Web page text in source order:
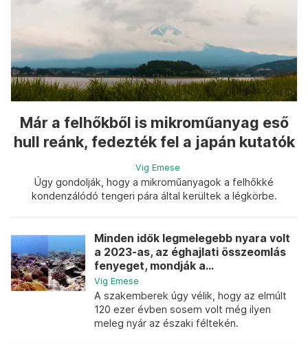
Már a felhőkből is mikroműanyag eső
hull reánk, fedezték fel a japán kutatók
Vig Emese
Úgy gondolják, hogy a mikroműanyagok a felhőkké
kondenzálódó tengeri pára által kerültek a légkörbe.
Minden idők legmelegebb nyara volt
a 2023-as, az éghajlati összeomlás
fenyeget, mondják a...
Vig Emese
A szakemberek úgy vélik, hogy az elmúlt
120 ezer évben sosem volt még ilyen
meleg nyár az északi féltekén.